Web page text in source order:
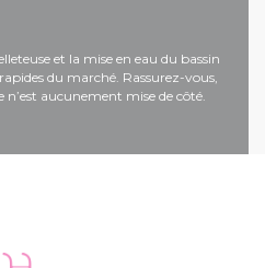
et la mise en eau du bassin
du marché. Rassurez-vous,
aucunement mise de côté.